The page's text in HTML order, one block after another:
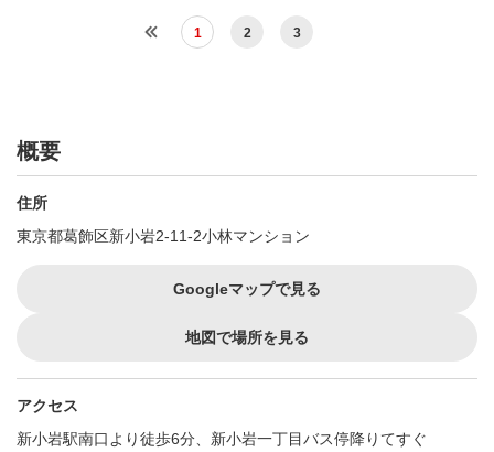
1 2 3
概要
住所
東京都葛飾区新小岩2-11-2小林マンション
Googleマップで見る
地図で場所を見る
アクセス
新小岩駅南口より徒歩6分、新小岩一丁目バス停降りてすぐ